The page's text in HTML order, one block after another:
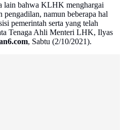
lain bahwa KLHK menghargai
namun beberapa hal
pemerintah serta yang telah
Tenaga Ahli Menteri LHK, Ilyas
, Sabtu (2/10/2021).